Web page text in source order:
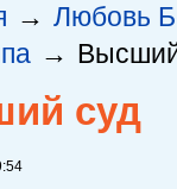
→ Любовь
→
суд